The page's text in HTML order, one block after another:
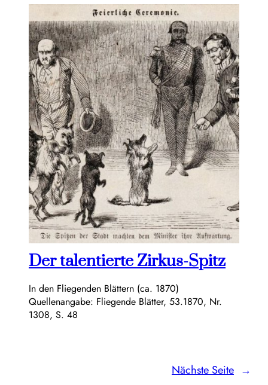
Der talentierte Zirkus-Spitz
In den Fliegenden Blättern (ca. 1870)
Quellenangabe: Fliegende Blätter, 53.1870, Nr.
1308, S. 48
Nächste Seite →